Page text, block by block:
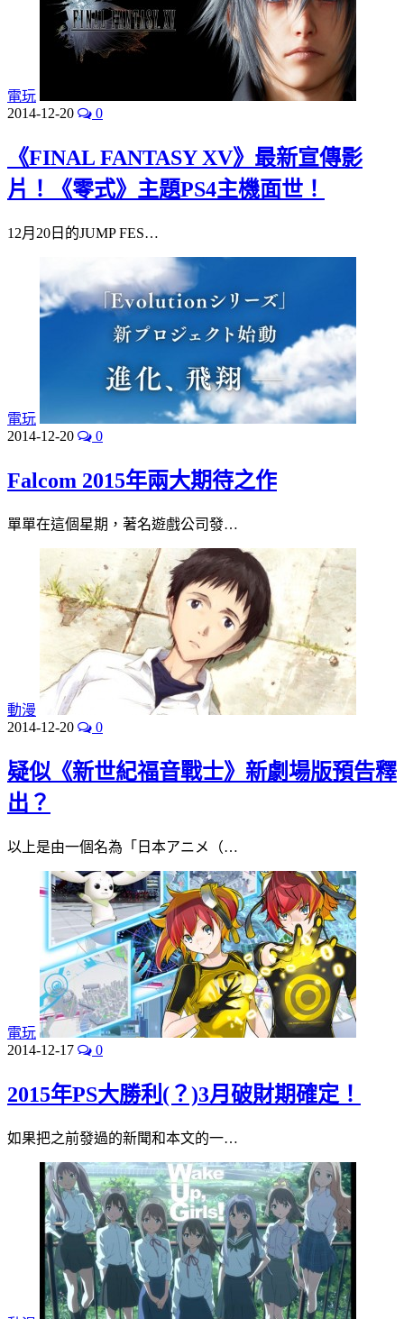
電玩
2014-12-20
0
《FINAL FANTASY XV》最新宣傳影
片！《零式》主題PS4主機面世！
12月20日的JUMP FES…
電玩
2014-12-20
0
Falcom 2015年兩大期待之作
單單在這個星期，著名遊戲公司發…
動漫
2014-12-20
0
疑似《新世紀福音戰士》新劇場版預告釋
出？
以上是由一個名為「日本アニメ（…
電玩
2014-12-17
0
2015年PS大勝利(？)3月破財期確定！
如果把之前發過的新聞和本文的一…